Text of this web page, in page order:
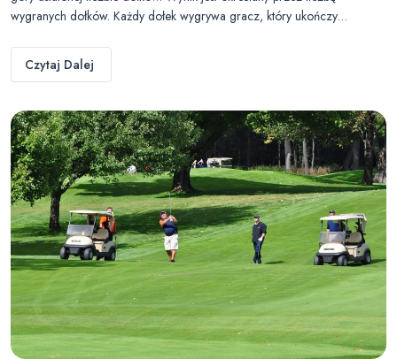
wygranych dołków. Każdy dołek wygrywa gracz, który ukończy…
Czytaj Dalej